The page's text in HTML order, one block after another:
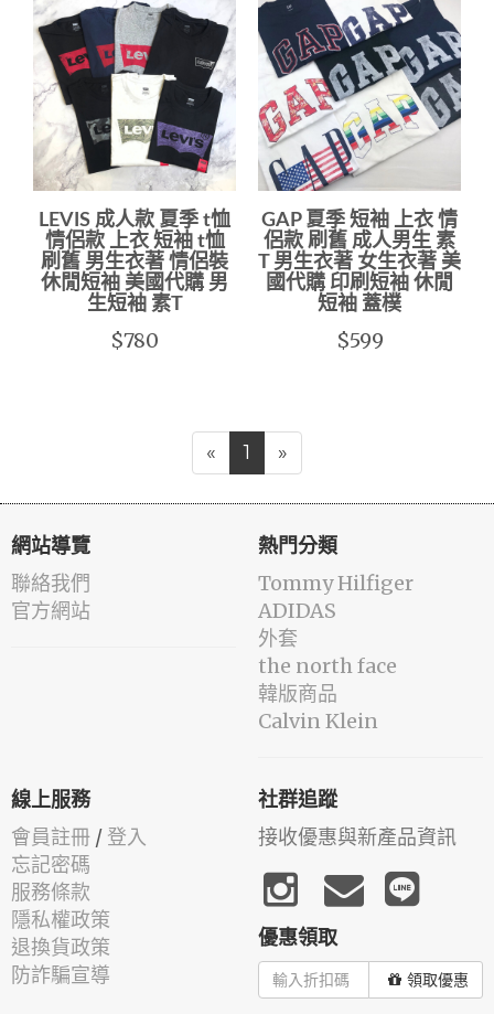
LEVIS 成人款 夏季 t恤
情侶款 上衣 短袖 t恤
刷舊 男生衣著 情侶裝
休閒短袖 美國代購 男
生短袖 素T
$780
GAP 夏季 短袖 上衣 情
侶款 刷舊 成人男生 素
T 男生衣著 女生衣著 美
國代購 印刷短袖 休閒
短袖 蓋樸
$599
« 1 »
網站導覽
聯絡我們
官方網站
熱門分類
Tommy Hilfiger
ADIDAS
外套
the north face
韓版商品
Calvin Klein
線上服務
會員註冊 / 登入
忘記密碼
服務條款
隱私權政策
退換貨政策
防詐騙宣導
社群追蹤
接收優惠與新產品資訊
優惠領取
領取優惠